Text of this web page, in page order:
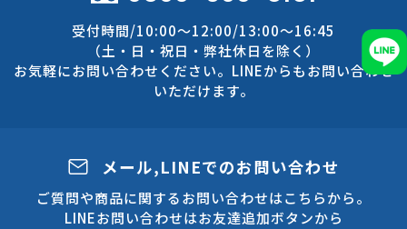
受付時間/10:00～12:00/13:00～16:45
（土・日・祝日・弊社休日を除く）
お気軽にお問い合わせください。LINEからもお問い合わせ
いただけます。
メール,LINEでのお問い合わせ
ご質問や商品に関するお問い合わせはこちらから。
LINEお問い合わせはお友達追加ボタンから